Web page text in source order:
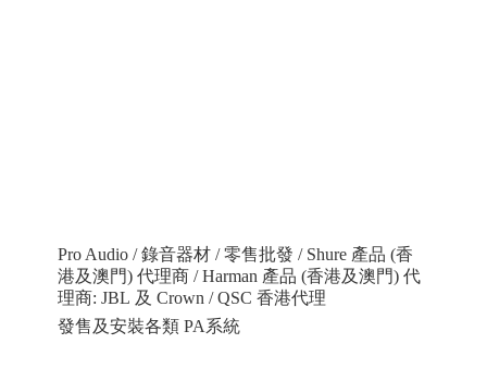
Pro Audio / 錄音器材 / 零售批發 / Shure 產品 (香
港及澳門) 代理商 / Harman 產品 (香港及澳門) 代
理商: JBL 及 Crown / QSC 香港代理
發售及安裝各類 PA系統